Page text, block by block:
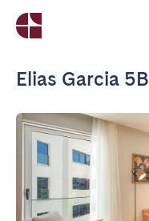
Elias Garcia 5B